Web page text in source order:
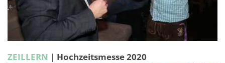
ZEILLERN | Hochzeitsmesse 2020